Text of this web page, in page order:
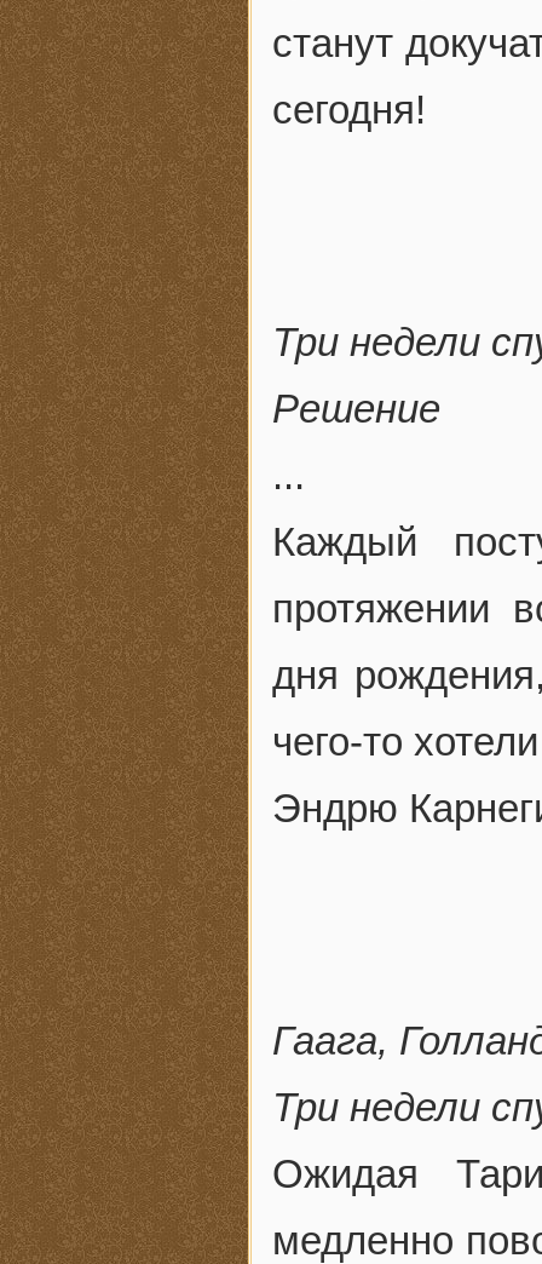
станут
сегодня!
Три недели
Решение
...
Каждый
протяжении
дня
чего-то
Эндрю
Гаага,
Три недели
Ожидая
медленно